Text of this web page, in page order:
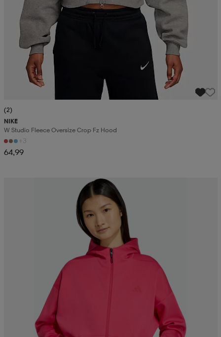
(2)
NIKE
W Studio Fleece Oversize Crop Fz Hood
+3
64,99